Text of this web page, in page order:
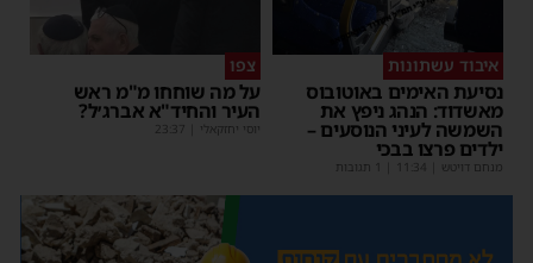
איבוד עשתונות
נסיעת האימים באוטובוס
מאשדוד: הנהג ניפץ את
השמשה לעיני הנוסעים –
ילדים פרצו בבכי
מנחם דויטש |
11:34 | 1 תגובות
על מה שוחחו מ"מ ראש
העיר והחיד"א אברג׳ל?
יוסי יחזקאלי |
23:37